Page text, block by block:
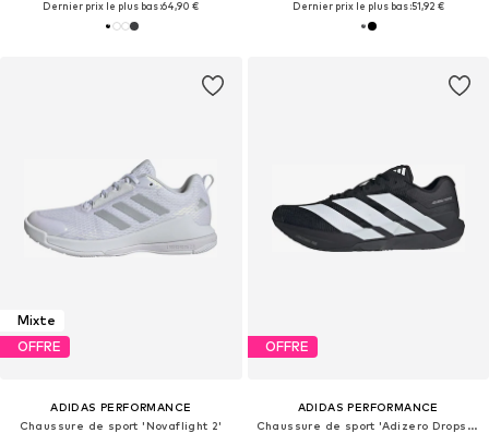
Dernier prix le plus bas :64,90 €
Dernier prix le plus bas :51,92 €
Mixte
OFFRE
ADIDAS PERFORMANCE
Chaussure de sport 'Novaflight 2'
OFFRE
ADIDAS PERFORMANCE
Chaussure de sport 'Adizero Dropset Pro'